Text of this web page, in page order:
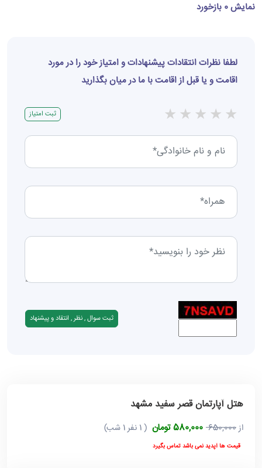
نمایش 0 بازخورد
لطفا نظرات انتقادات پیشنهادات و امتیاز خود را در مورد
اقامت و یا قبل از اقامت با ما در میان بگذارید
★
★
★
★
★ ثبت امتیاز
هتل آپارتمان قصر سفید مشهد
از650,000 580,000 تومان ( 1 نفر 1 شب)
قیمت ها آپدید نمی باشد تماس بگیرد